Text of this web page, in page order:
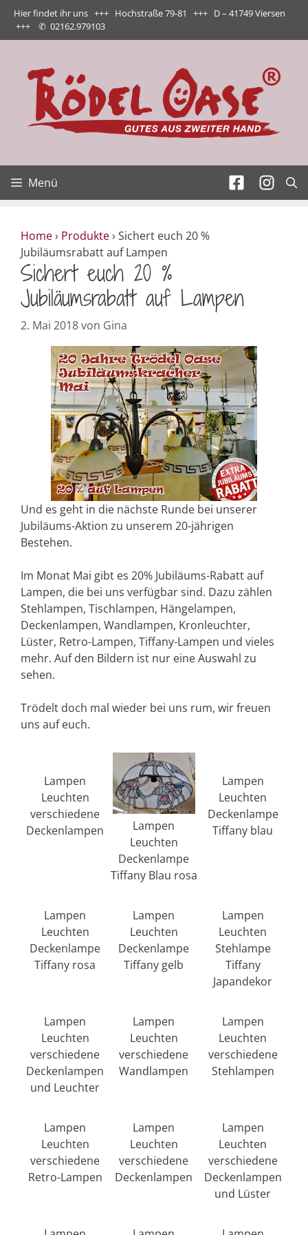
Zum
Inhalt
springen
Hier findet ihr uns +++ Hochstraße 79-81 +++ D – 41749 Viersen
+++ ✆ 02162.979103
Menü
Home› Produkte› Sichert euch 20 %
Jubiläumsrabatt auf Lampen
Sichert euch 20 %
Jubiläumsrabatt auf Lampen
2. Mai 2018von Gina
Und es geht in die nächste Runde bei unserer
Jubiläums-Aktion zu unserem 20-jährigen
Bestehen.
Im Monat Mai gibt es 20% Jubiläums-Rabatt auf
Lampen, die bei uns verfügbar sind. Dazu zählen
Stehlampen, Tischlampen, Hängelampen,
Deckenlampen, Wandlampen, Kronleuchter,
Lüster, Retro-Lampen, Tiffany-Lampen und vieles
mehr. Auf den Bildern ist nur eine Auswahl zu
sehen.
Trödelt doch mal wieder bei uns rum, wir freuen
uns auf euch.
Lampen
Leuchten
verschiedene
Deckenlampen
Lampen
Leuchten
Deckenlampe
Tiffany Blau rosa
Lampen
Leuchten
Deckenlampe
Tiffany blau
Lampen
Leuchten
Deckenlampe
Tiffany rosa
Lampen
Leuchten
Deckenlampe
Tiffany gelb
Lampen
Leuchten
Stehlampe
Tiffany
Japandekor
Lampen
Leuchten
verschiedene
Deckenlampen
und Leuchter
Lampen
Leuchten
verschiedene
Wandlampen
Lampen
Leuchten
verschiedene
Stehlampen
Lampen
Leuchten
verschiedene
Retro-Lampen
Lampen
Leuchten
verschiedene
Deckenlampen
Lampen
Leuchten
verschiedene
Deckenlampen
und Lüster